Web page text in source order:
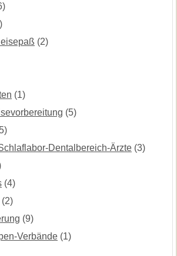
(2)
(1)
(5)
Dentalbereich-Ärzte (3)
(4)
(2)
(9)
Verbände (1)